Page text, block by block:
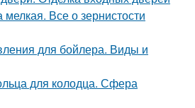
Все о зернистости
для бойлера. Виды и
для колодца. Сфера